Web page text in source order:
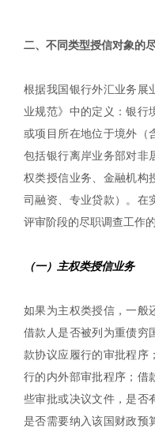
二、不同类型授信对象的
根据我国银行外汇业务展
业规范》中的定义：银行
或项目所在地位于境外（
包括银行离岸业务部对非
权类授信业务、金融机构
司融资、专业贷款）。在
评审阶段的尽职调查工作
（一）主权类授信业务
如果为主权类授信，一般
借款人是否被列为重债穷
款协议应履行的审批程序
行的内外部审批程序；借
些审批或决议文件，是否
是否需要纳入该国财政预